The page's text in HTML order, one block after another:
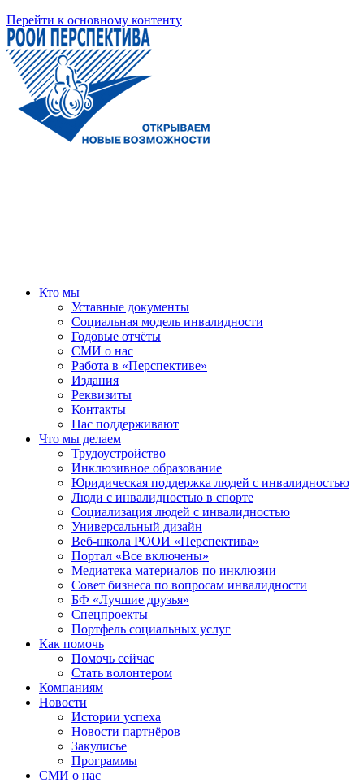
Перейти к основному контенту
Кто мы
Уставные документы
Социальная модель инвалидности
Годовые отчёты
СМИ о нас
Работа в «Перспективе»
Издания
Реквизиты
Контакты
Нас поддерживают
Что мы делаем
Трудоустройство
Инклюзивное образование
Юридическая поддержка людей с инвалидностью
Люди с инвалидностью в спорте
Социализация людей с инвалидностью
Универсальный дизайн
Веб-школа РООИ «Перспектива»
Портал «Все включены»
Медиатека материалов по инклюзии
Совет бизнеса по вопросам инвалидности
БФ «Лучшие друзья»
Спецпроекты
Портфель социальных услуг
Как помочь
Помочь сейчас
Стать волонтером
Компаниям
Новости
Истории успеха
Новости партнёров
Закулисье
Программы
СМИ о нас